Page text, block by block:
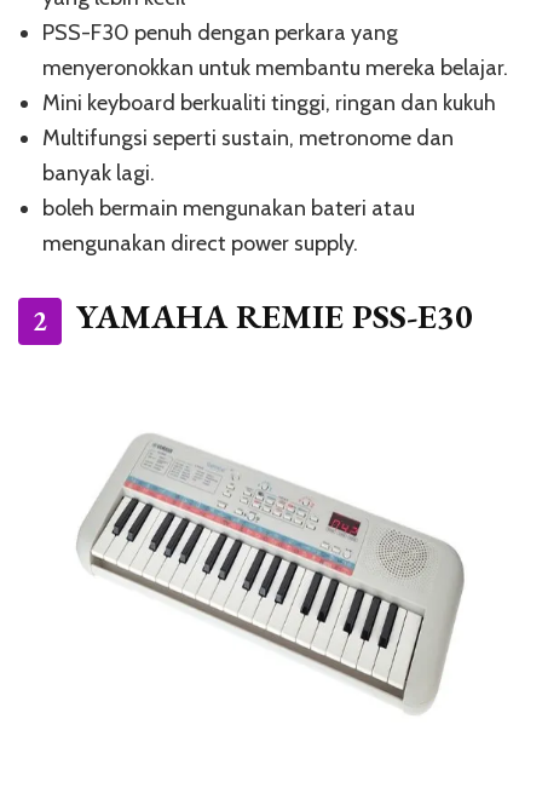
PSS-F30 penuh dengan perkara yang
menyeronokkan untuk membantu mereka belajar.
Mini keyboard berkualiti tinggi, ringan dan kukuh
Multifungsi seperti sustain, metronome dan
banyak lagi.
boleh bermain mengunakan bateri atau
mengunakan direct power supply.
2 YAMAHA REMIE PSS-E30